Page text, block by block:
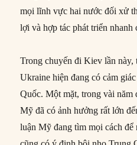
mọi lĩnh vực hai nước đối xử
lợi và hợp tác phát triển nhanh
Trong chuyến đi Kiev lần này,
Ukraine hiện đang có cảm
Quốc. Một mặt, trong vài năm
Mỹ đã có ảnh hưởng rất lớn
luận Mỹ đang tìm mọi cách